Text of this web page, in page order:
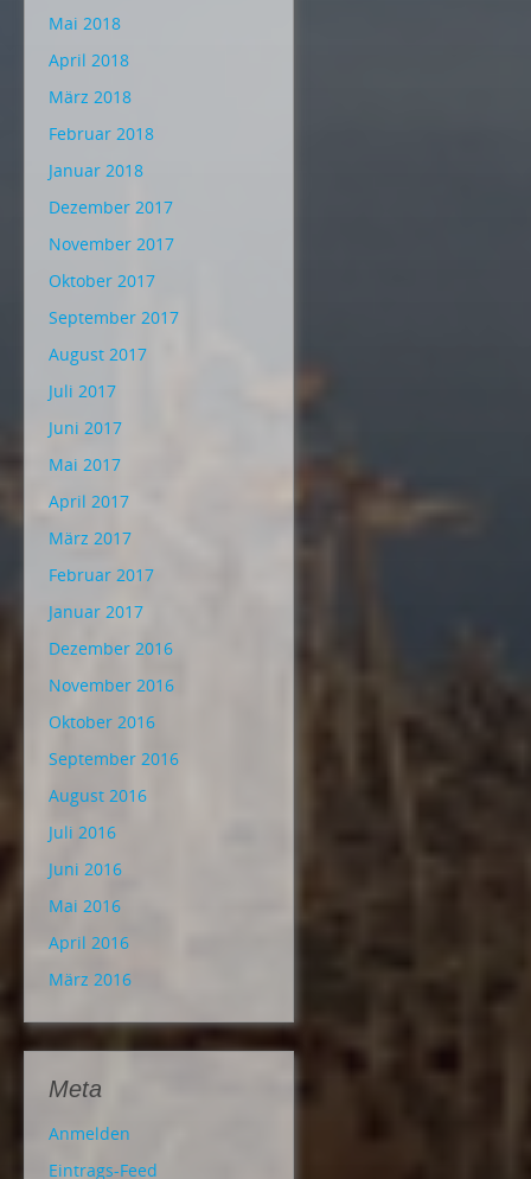
Mai 2018
April 2018
März 2018
Februar 2018
Januar 2018
Dezember 2017
November 2017
Oktober 2017
September 2017
August 2017
Juli 2017
Juni 2017
Mai 2017
April 2017
März 2017
Februar 2017
Januar 2017
Dezember 2016
November 2016
Oktober 2016
September 2016
August 2016
Juli 2016
Juni 2016
Mai 2016
April 2016
März 2016
Meta
Anmelden
Eintrags-Feed